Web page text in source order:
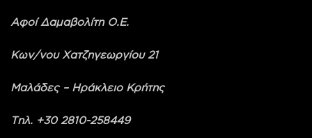
Αφοί Δαμαβολίτη Ο.Ε.
Κων/νου Χατζηγεωργίου 21
Μαλάδες – Ηράκλειο Κρήτης
Τηλ. +30 2810-258449